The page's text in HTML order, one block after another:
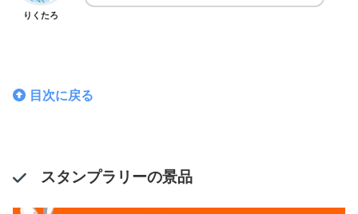
Amazonアカウントを持っていない場合は、アカウントを作
りくたろ
目次に戻る
スタンプラリーの景品